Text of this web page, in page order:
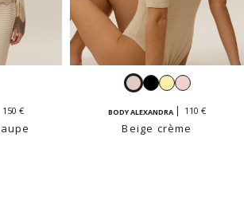
150 €
BeigeNoirJauneRose
BODY ALEXANDRA 110 €
Beige crème